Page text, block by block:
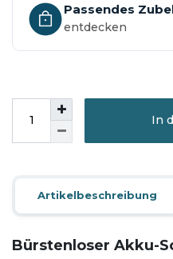
Passendes
entdecken
In
Artikelbeschreibung
Bürstenloser Akku-